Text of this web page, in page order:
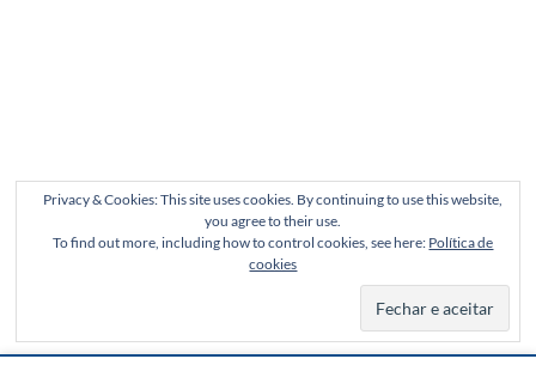
Privacy & Cookies: This site uses cookies. By continuing to use this website,
you agree to their use.
To find out more, including how to control cookies, see here: Política de
cookies